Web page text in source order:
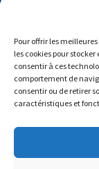
Pour offrir les
les cookies pour
consentir à ces
comportement de
consentir ou de retirer
caractéristiques et
Du lundi au
Le vendredi de
Fermé le samedi
Copyright ©